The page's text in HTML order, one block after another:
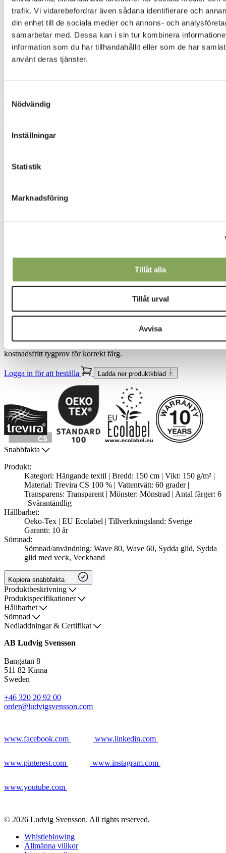
trafik. Vi vidarebefordrar även sådana identifierare och
din enhet till de sociala medier och annons- och
samarbetar med. Dessa kan i sin tur kombinera
information som du har tillhandahållit eller som de har
använt deras tjänster.
Nödvändig
Inställningar
Statistik
Marknadsföring
Tillåt alla
Tillåt urval
Avvisa
Designer: Cathrine Ahlenius
3500
Färgåtergivelsen kan variera mellan skärmar. Vänligen beställ ett
kostnadsfritt tygprov för korrekt färg.
Logga in för att beställa Ladda ner produktkblad
Snabbfakta
Produkt:
Kategori: Hängande textil | Bredd: 150 cm | Vikt: 150 g/m² |
Material: Trevira CS 100 % | Vattentvätt: 60 grader |
Transparens: Transparent | Mönster: Mönstrad | Antal färger: 6
| Svårantändlig
Hållbarhet:
Oeko-Tex | EU Ecolabel | Tillverkningsland: Sverige |
Garanti: 10 år
Sömnad:
Sömnad/användning: Wave 80, Wave 60, Sydda glid, Sydda
glid med veck, Veckband
Kopiera snabbfakta
Produktbeskrivning
Produktspecifikationer
Hållbarhet
Sömnad
Nedladdningar & Certifikat
AB Ludvig Svensson
Bangatan 8
511 82 Kinna
Sweden
+46 320 20 92 00
order@ludvigsvensson.com
www.facebook.com www.linkedin.com
www.pinterest.com www.instagram.com
www.youtube.com
© 2026 Ludvig Svensson. All rights reserved.
Whistleblowing
Allmänna villkor